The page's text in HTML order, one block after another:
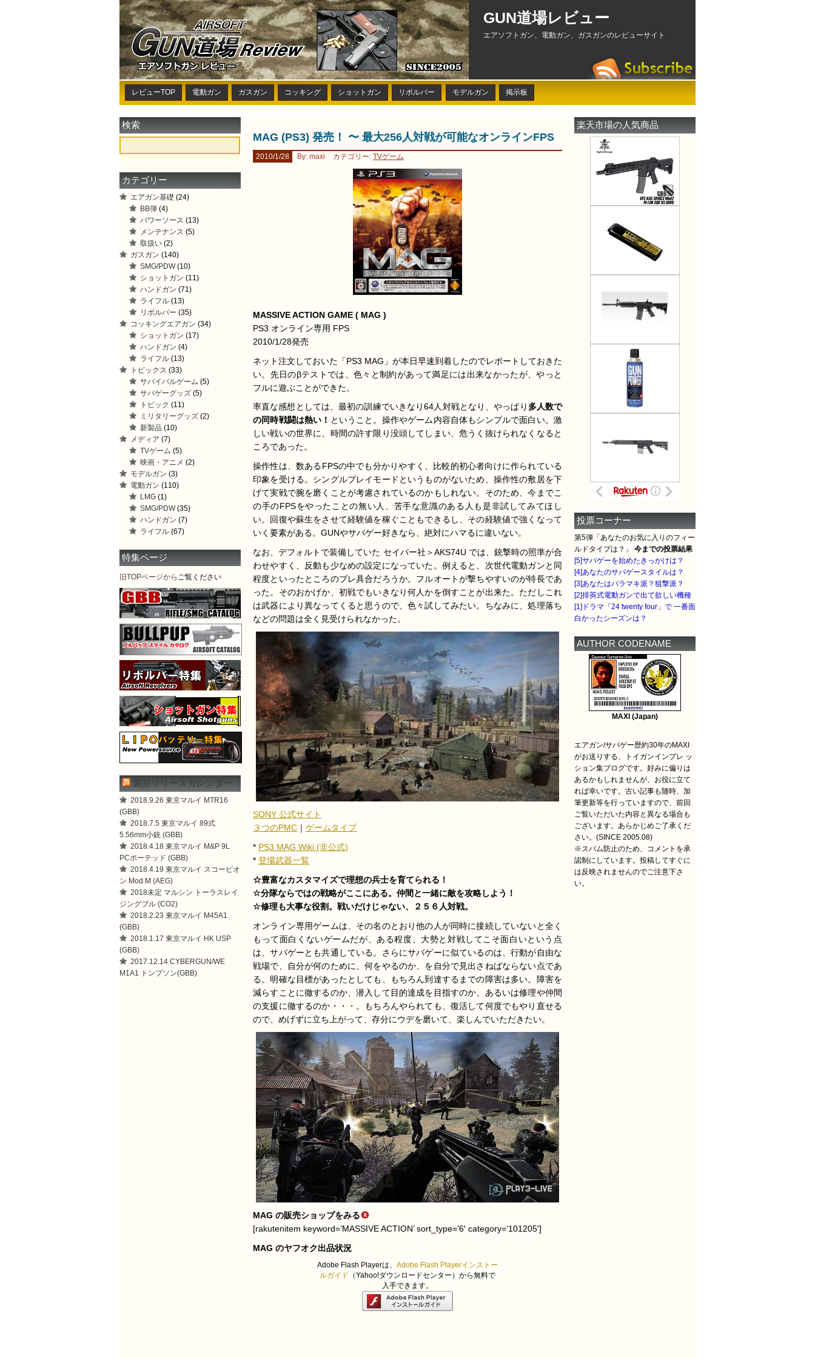
GUN道場レビュー
エアソフトガン、電動ガン、ガスガンのレビューサイト
レビューTOP 電動ガン ガスガン コッキング ショットガン リボルバー モデルガン 掲示板
MAG (PS3) 発売！ 〜 最大256人対戦が可能なオンラインFPS
2010/1/28 By: maxi カテゴリー: TVゲーム
MASSIVE ACTION GAME ( MAG )
PS3 オンライン専用 FPS
2010/1/28発売
ネット注文しておいた「PS3 MAG」が本日早速到着したのでレポートしておきた
い。先日のβテストでは、色々と制約があって満足には出来なかったが、やっと
フルに遊ぶことができた。
率直な感想としては、最初の訓練でいきなり64人対戦となり、やっぱり 多人数で
の同時戦闘は熱い！ ということ。操作やゲーム内容自体もシンプルで面白い。激
しい戦いの世界に、時間の許す限り没頭してしまい、危うく抜けられなくなると
ころであった。
操作性は、数あるFPSの中でも分かりやすく、比較的初心者向けに作られている
印象を受ける。シングルプレイモードというものがないため、操作性の敷居を下
げて実戦で腕を磨くことが考慮されているのかもしれない。そのため、今までこ
の手のFPSをやったことの無い人、苦手な意識のある人も是非試してみてほし
い。回復や蘇生をさせて経験値を稼ぐこともできるし、その経験値で強くなって
いく要素がある。GUNやサバゲー好きなら、絶対にハマるに違いない。
なお、デフォルトで装備していた セイバー社＞AKS74U では、銃撃時の照準が合
わせやすく、反動も少なめの設定になっていた。例えると、次世代電動ガンと同
程度といったところのブレ具合だろうか。フルオートが撃ちやすいのが特長であ
った。そのおかげか、初戦でもいきなり何人かを倒すことが出来た。ただしこれ
は武器により異なってくると思うので、色々試してみたい。ちなみに、処理落ち
などの問題は全く見受けられなかった。
SONY 公式サイト
３つのPMC ｜ ゲームタイプ
* PS3 MAG Wiki (非公式)
* 登場武器一覧
☆豊富なカスタマイズで理想の兵士を育てられる！
☆分隊ならではの戦略がここにある。仲間と一緒に敵を攻略しよう！
☆修理も大事な役割。戦いだけじゃない、２５６人対戦。
オンライン専用ゲームは、その名のとおり他の人が同時に接続していないと全く
もって面白くないゲームだが、ある程度、大勢と対戦してこそ面白いという点
は、サバゲーとも共通している。さらにサバゲーに似ているのは、行動が自由な
戦場で、自分が何のために、何をやるのか、を自分で見出さねばならない点であ
る。明確な目標があったとしても、もちろん到達するまでの障害は多い。障害を
減らすことに徹するのか、潜入して目的達成を目指すのか、あるいは修理や仲間
の支援に徹するのか・・・。もちろんやられても、復活して何度でもやり直せる
ので、めげずに立ち上がって、存分にウデを磨いて、楽しんでいただきたい。
MAG の販売ショップをみる
[rakutenitem keyword=’MASSIVE ACTION’ sort_type=’6′ category=’101205′]
MAG のヤフオク出品状況
Adobe Flash Playerは、 Adobe Flash Playerインストー
ルガイド （Yahoo!ダウンロードセンター）から無料で
入手できます。
検索
カテゴリー
エアガン基礎 (24)
BB弾 (4)
パワーソース (13)
メンテナンス (5)
取扱い (2)
ガスガン (140)
SMG/PDW(10)
ショットガン (11)
ハンドガン (71)
ライフル (13)
リボルバー (35)
コッキングエアガン (34)
ショットガン (17)
ハンドガン (4)
ライフル (13)
トピックス (33)
サバイバルゲーム (5)
サバゲーグッズ (5)
トピック (11)
ミリタリーグッズ (2)
新製品 (10)
メディア (7)
TVゲーム (5)
映画・アニメ (2)
モデルガン (3)
電動ガン (110)
LMG (1)
SMG/PDW(35)
ハンドガン (7)
ライフル (67)
特集ページ
旧TOPページから ご覧ください
製品リリースカレンダー
2018.9.26 東京マルイ MTR16
(GBB)
2018.7.5 東京マルイ 89式
5.56mm小銃 (GBB)
2018.4.18 東京マルイ M&P 9L
PCポーテッド (GBB)
2018.4.19 東京マルイ スコーピオ
ン Mod.M (AEG)
2018未定 マルシン トーラスレイ
ジングブル (CO2)
2018.2.23 東京マルイ M45A1
(GBB)
2018.1.17 東京マルイ HK USP
(GBB)
2017.12.14 CYBERGUN/WE
M1A1 トンプソン(GBB)
楽天市場の人気商品
投票コーナー
第5弾「あなたのお気に入りのフィー
ルドタイプは？」 今までの投票結果
[5]サバゲーを始めたきっかけは？
[4]あなたのサバゲースタイルは？
[3]あなたはバラマキ派？狙撃派？
[2]排莢式電動ガンで出て欲しい機種
[1]ドラマ「24 twenty four」で 一番面
白かったシーズンは？
AUTHOR CODENAME
MAXI (Japan)
エアガン/サバゲー歴約30年のMAXI
がお送りする、トイガンインプレ ッ
ション集ブログです。好みに偏りは
あるかもしれませんが、お役に立て
れば幸いです。古い記事も随時、加
筆更新等を行っていますので、前回
ご覧いただいた内容と異なる場合も
ございます。あらかじめご了承くだ
さい。(SINCE 2005.08)
※スパム防止のため、コメントを承
認制にしています。投稿してすぐに
は反映されませんのでご注意下さ
い。